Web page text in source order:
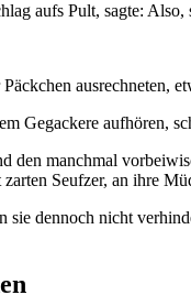
aufs Pult, sagte: Also,
ausrechneten,
Gegackere aufhören,
den manchmal
Seufzer, an ihre
sie dennoch nicht